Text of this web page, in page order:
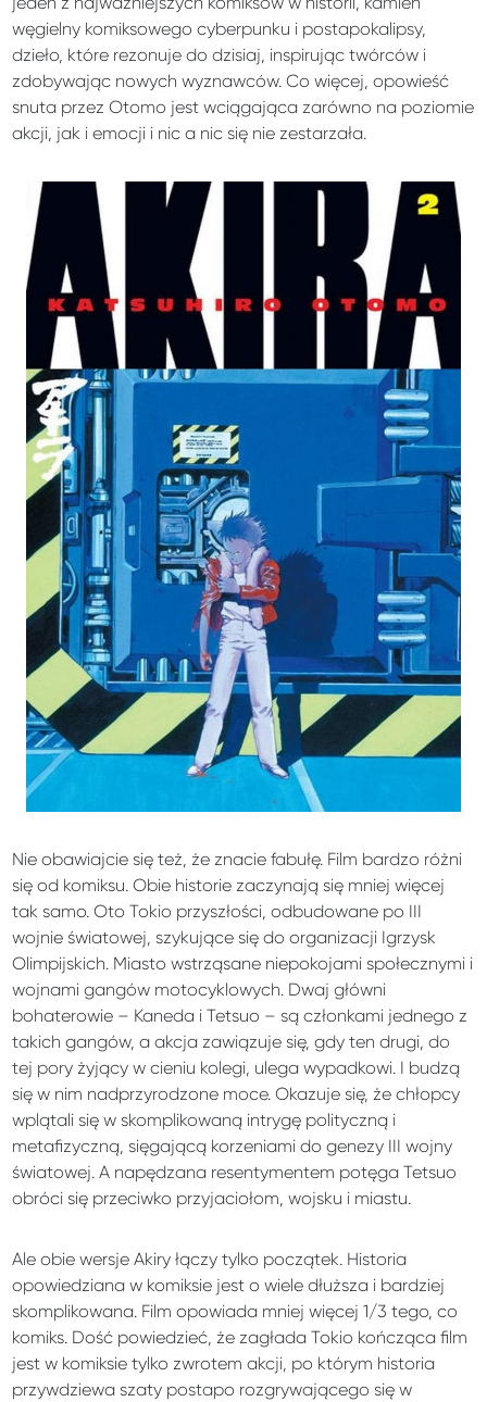
węgielny komiksowego cyberpunku i postapokalipsy,
dzieło, które rezonuje do dzisiaj, inspirując twórców i
zdobywając nowych wyznawców. Co więcej, opowieść
snuta przez Otomo jest wciągająca zarówno na poziomie
akcji, jak i emocji i nic a nic się nie zestarzała.
Nie obawiajcie się też, że znacie fabułę. Film bardzo różni
się od komiksu. Obie historie zaczynają się mniej więcej
tak samo. Oto Tokio przyszłości, odbudowane po III
wojnie światowej, szykujące się do organizacji Igrzysk
Olimpijskich. Miasto wstrząsane niepokojami społecznymi i
wojnami gangów motocyklowych. Dwaj główni
bohaterowie – Kaneda i Tetsuo – są członkami jednego z
takich gangów, a akcja zawiązuje się, gdy ten drugi, do
tej pory żyjący w cieniu kolegi, ulega wypadkowi. I budzą
się w nim nadprzyrodzone moce. Okazuje się, że chłopcy
wplątali się w skomplikowaną intrygę polityczną i
metafizyczną, sięgającą korzeniami do genezy III wojny
światowej. A napędzana resentymentem potęga Tetsuo
obróci się przeciwko przyjaciołom, wojsku i miastu.
Ale obie wersje Akiry łączy tylko początek. Historia
opowiedziana w komiksie jest o wiele dłuższa i bardziej
skomplikowana. Film opowiada mniej więcej 1/3 tego, co
komiks. Dość powiedzieć, że zagłada Tokio kończąca film
jest w komiksie tylko zwrotem akcji, po którym historia
przywdziewa szaty postapo rozgrywającego się w